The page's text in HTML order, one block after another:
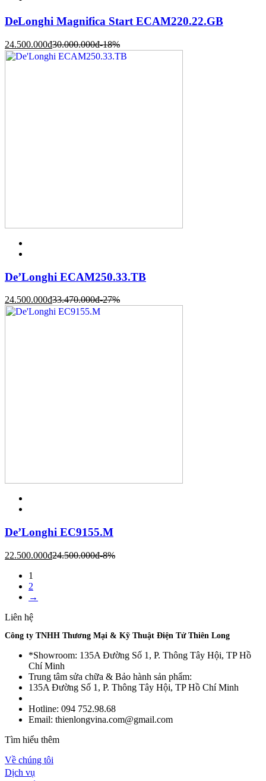
DeLonghi Magnifica Start ECAM220.22.GB
24.500.000đ30.000.000đ-18%
De’Longhi ECAM250.33.TB
24.500.000đ33.470.000đ-27%
De’Longhi EC9155.M
22.500.000đ24.500.000đ-8%
1
2
→
Liên hệ
Công ty TNHH Thương Mại & Kỹ Thuật Điện Tử Thiên Long
*Showroom: 135A Đường Số 1, P. Thông Tây Hội, TP Hồ
Chí Minh
Trung tâm sửa chữa & Bảo hành sản phẩm:
135A Đường Số 1, P. Thông Tây Hội, TP Hồ Chí Minh
Hotline: 094 752.98.68
Email: thienlongvina.com@gmail.com
Tìm hiểu thêm
Về chúng tôi
Dịch vụ